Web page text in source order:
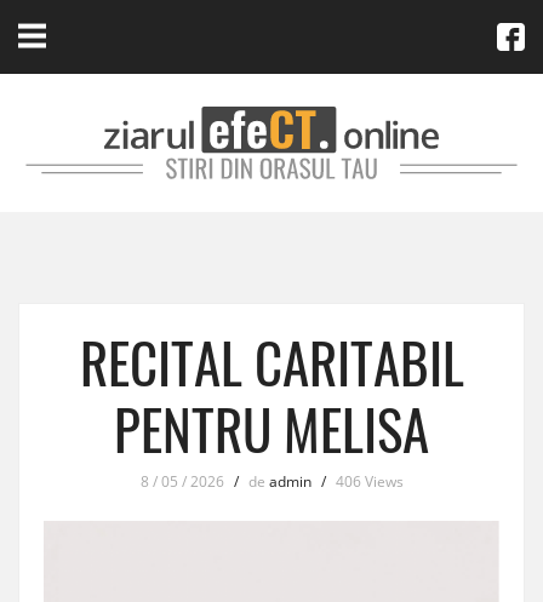
RECITAL CARITABIL
PENTRU MELISA
8 / 05 / 2026 / de admin / 406 Views